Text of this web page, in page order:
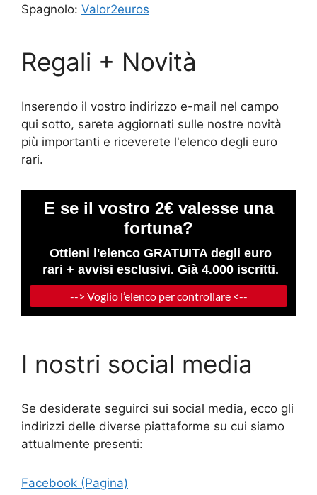
Spagnolo: Valor2euros
Regali + Novità
Inserendo il vostro indirizzo e-mail nel campo
qui sotto, sarete aggiornati sulle nostre novità
più importanti e riceverete l'elenco degli euro
rari.
I nostri social media
Se desiderate seguirci sui social media, ecco gli
indirizzi delle diverse piattaforme su cui siamo
attualmente presenti:
Facebook (Pagina)